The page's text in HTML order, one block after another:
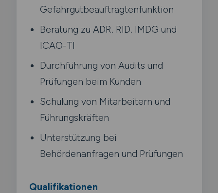
Gefahrgutbeauftragtenfunktion
Beratung zu ADR. RID. IMDG und
ICAO-TI
Durchführung von Audits und
Prüfungen beim Kunden
Schulung von Mitarbeitern und
Führungskräften
Unterstützung bei
Behördenanfragen und Prüfungen
Qualifikationen